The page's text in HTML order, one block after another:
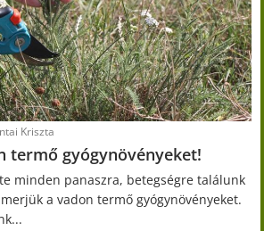
Kriszta
termő gyógynövényeket!
minden panaszra, betegségre találunk
a vadon termő gyógynövényeket.